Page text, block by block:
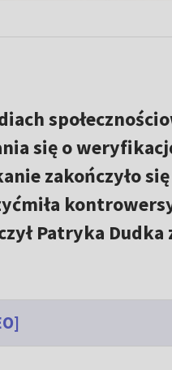
się o
zakończyło się
Patryka Dudka